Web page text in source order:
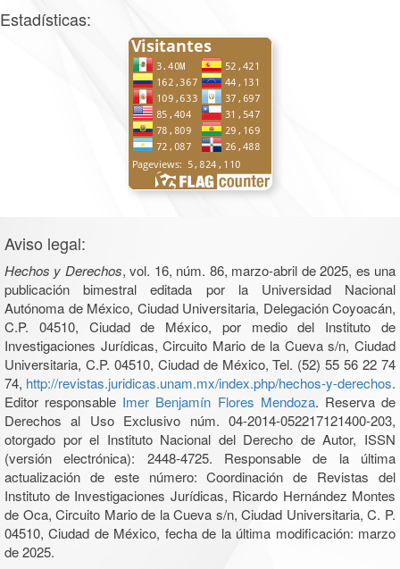
Estadísticas:
Aviso legal:
Hechos y Derechos, vol. 16, núm. 86, marzo-abril de 2025, es una
publicación bimestral editada por la Universidad Nacional
Autónoma de México, Ciudad Universitaria, Delegación Coyoacán,
C.P. 04510, Ciudad de México, por medio del Instituto de
Investigaciones Jurídicas, Circuito Mario de la Cueva s/n, Ciudad
Universitaria, C.P. 04510, Ciudad de México, Tel. (52) 55 56 22 74
74, http://revistas.juridicas.unam.mx/index.php/hechos-y-derechos.
Editor responsable Imer Benjamín Flores Mendoza. Reserva de
Derechos al Uso Exclusivo núm. 04-2014-052217121400-203,
otorgado por el Instituto Nacional del Derecho de Autor, ISSN
(versión electrónica): 2448-4725. Responsable de la última
actualización de este número: Coordinación de Revistas del
Instituto de Investigaciones Jurídicas, Ricardo Hernández Montes
de Oca, Circuito Mario de la Cueva s/n, Ciudad Universitaria, C. P.
04510, Ciudad de México, fecha de la última modificación: marzo
de 2025.